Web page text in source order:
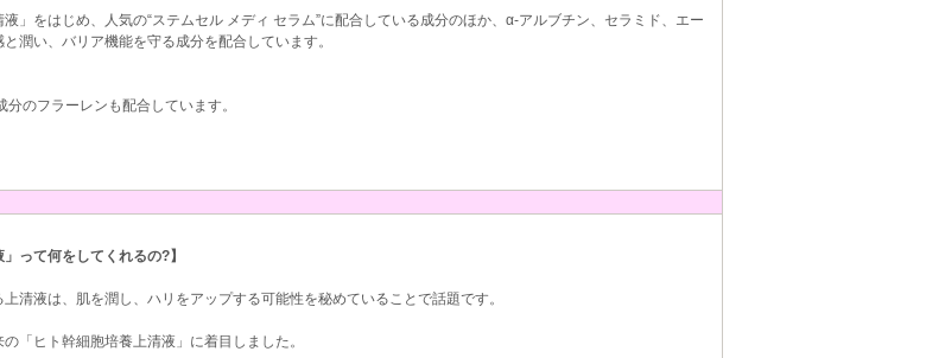
」をはじめ、人気の“ステムセル メディ セラム”に配合している成分のほか、α-アルブチン、セラミド、エー
潤い、バリア機能を守る成分を配合しています。
のフラーレンも配合しています。
って何をしてくれるの?】
清液は、肌を潤し、ハリをアップする可能性を秘めていることで話題です。
「ヒト幹細胞培養上清液」に着目しました。